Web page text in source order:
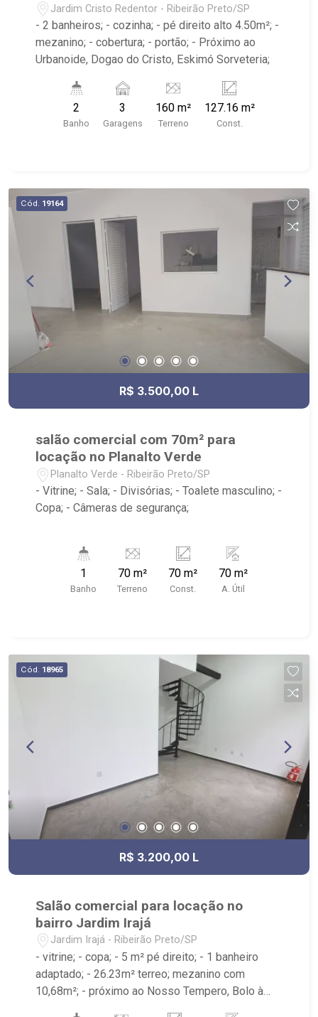
Jardim Cristo Redentor - Ribeirão Preto/SP
- 2 banheiros; - cozinha; - pé direito alto 4.50m²; -
mezanino; - cobertura; - portão; - Próximo ao
Urbanoide, Dogao do Cristo, Eskimó Sorveteria;
2
Banho
3
Garagens
160 m²
Terreno
127.16 m²
Const.
Cód. 19164
R$ 3.500,00 L
salão comercial com 70m² para
locação no Planalto Verde
Planalto Verde - Ribeirão Preto/SP
- Vitrine; - Sala; - Divisórias; - Toalete masculino; -
Copa; - Câmeras de segurança;
1
Banho
70 m²
Terreno
70 m²
Const.
70 m²
A. Útil
Cód. 18965
R$ 3.200,00 L
Salão comercial para locação no
bairro Jardim Irajá
Jardim Irajá - Ribeirão Preto/SP
- vitrine; - copa; - 5 m² pé direito; - 1 banheiro
adaptado; - 26.23m² terreo; mezanino com
10,68m²; - próximo ao Nosso Tempero, Bolo à